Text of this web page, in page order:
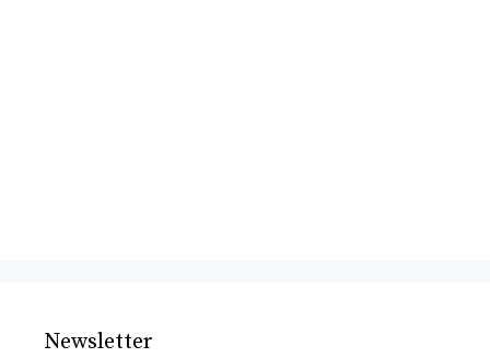
Newsletter